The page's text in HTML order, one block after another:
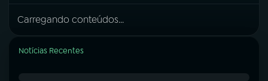
Carregando conteúdos...
Notícias Recentes